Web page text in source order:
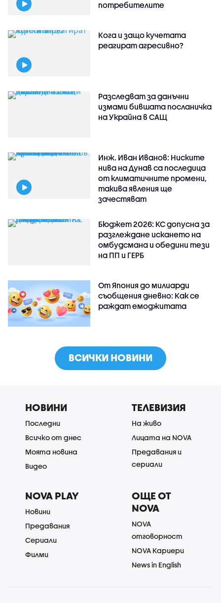
потребителите
Кога и защо кучетата
реагират агресивно?
Разследват за данъчни
измами бившата посланичка
на Украйна в САЩ
Инж. Иван Иванов: Ниските
нива на Дунав са последица
от климатичните промени,
такива явления ще
зачестяват
Бюджет 2026: КС допусна за
разглеждане искането на
омбудсмана и обедини тези
на ПП и ГЕРБ
От Япония до милиарди
съобщения дневно: Как се
раждат емоджитата
ВСИЧКИ НОВИНИ
НОВИНИ
Последни
Всичко от днес
Моята новина
Видео
ТЕЛЕВИЗИЯ
На живо
Лицата на NOVA
Предавания и
сериали
NOVA PLAY
Новини
Предавания
Сериали
Филми
ОЩЕ ОТ
NOVA
NOVA
отговорност
NOVA Кариери
News in English